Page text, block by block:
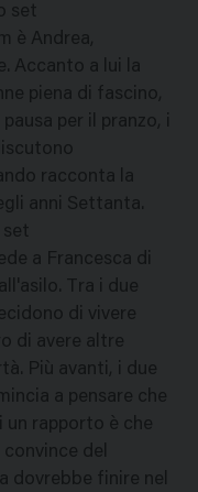
set
è Andrea,
Accanto a lui la
piena di fascino,
per il pranzo, i
racconta la
anni Settanta.
set
a Francesca di
Tra i due
di vivere
di avere altre
Più avanti, i due
a pensare che
un rapporto è che
convince del
dovrebbe finire nel